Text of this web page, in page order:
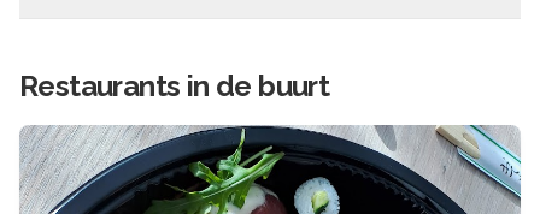
Restaurants in de buurt